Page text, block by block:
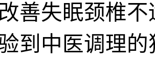
善失眠颈椎
到中医调理